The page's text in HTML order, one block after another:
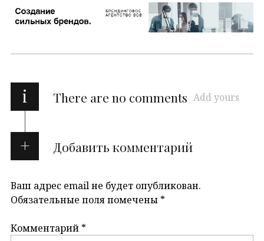
i There are no comments Add yours
Добавить комментарий
Ваш адрес email не будет опубликован.
Обязательные поля помечены *
Комментарий *